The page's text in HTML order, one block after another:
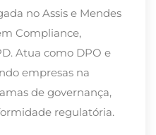
no Assis e Mendes
Compliance,
Atua como DPO e
empresas na
de governança,
regulatória.